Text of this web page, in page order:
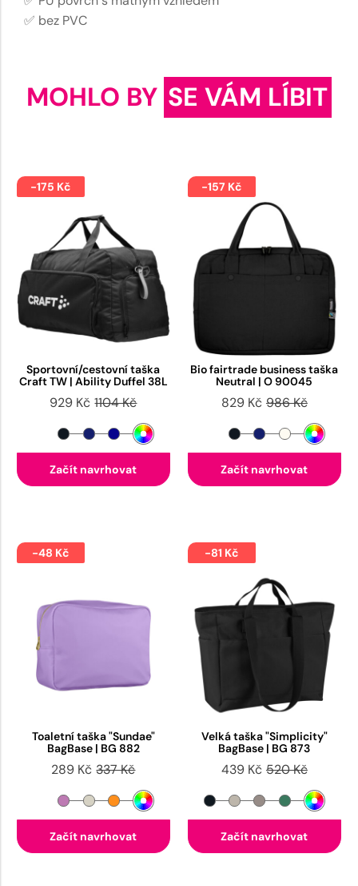
✅ bez PVC
MOHLO BY SE VÁM LÍBIT
-175 Kč
Sportovní/cestovní taška
Craft TW | Ability Duffel 38L
929 Kč 1104 Kč
Začít navrhovat
-157 Kč
Bio fairtrade business taška
Neutral | O 90045
829 Kč 986 Kč
Začít navrhovat
-48 Kč
Toaletní taška "Sundae"
BagBase | BG 882
289 Kč 337 Kč
Začít navrhovat
-81 Kč
Velká taška "Simplicity"
BagBase | BG 873
439 Kč 520 Kč
Začít navrhovat